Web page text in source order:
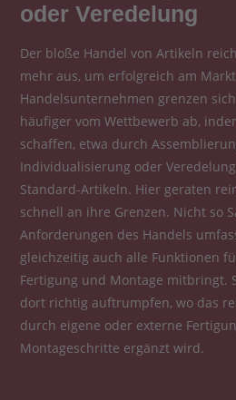
oder Veredelung
Der bloße Handel von Artikeln
mehr aus, um erfolgreich am
Handelsunternehmen grenzen
häufiger vom Wettbewerb ab,
schaffen, etwa durch
Individualisierung oder
Standard-Artikeln. Hier geraten
schnell an ihre Grenzen. Nicht so
Anforderungen des Handels
gleichzeitig auch alle Funktionen
Fertigung und Montage mitbringt.
dort richtig auftrumpfen, wo das
durch eigene oder externe
Montageschritte ergänzt wird.